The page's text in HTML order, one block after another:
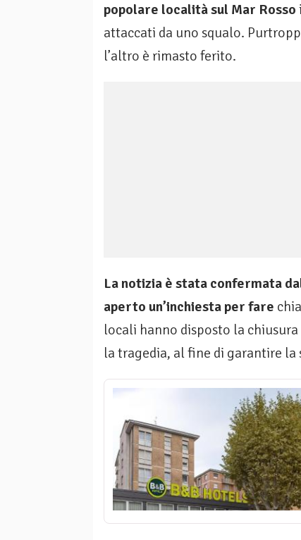
popolare località sul Mar Rosso
attaccati da uno squalo.
l’altro è rimasto ferito.
La notizia è stata confermata
aperto un’inchiesta per fare
locali hanno disposto la
la tragedia, al fine di garantire la